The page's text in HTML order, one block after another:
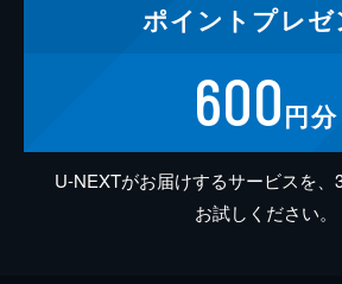
ポイント プレゼ
600円分
U-NEXTがお届けするサービスを、
お試しください。